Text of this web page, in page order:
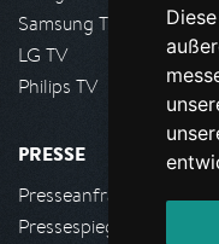
Samsung TV
LG TV
Philips TV
PRESSE
Presseanfrage stellen
Pressespiegel